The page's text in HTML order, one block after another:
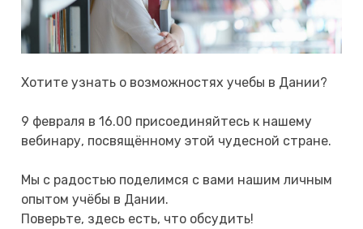
Хотите узнать о возможностях учебы в Дании?
9 февраля в 16.00 присоединяйтесь к нашему
вебинару, посвящённому этой чудесной стране.
Мы с радостью поделимся с вами нашим личным
опытом учёбы в Дании.
Поверьте, здесь есть, что обсудить!